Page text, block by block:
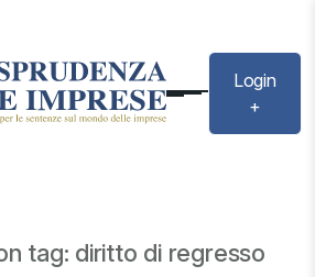
Login
+
tag: diritto di regresso